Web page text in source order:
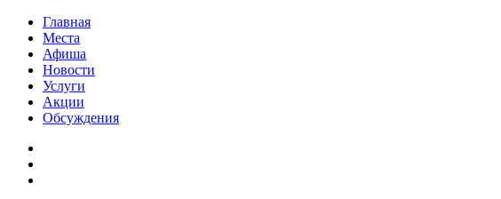
Главная
Места
Афиша
Новости
Услуги
Акции
Обсуждения